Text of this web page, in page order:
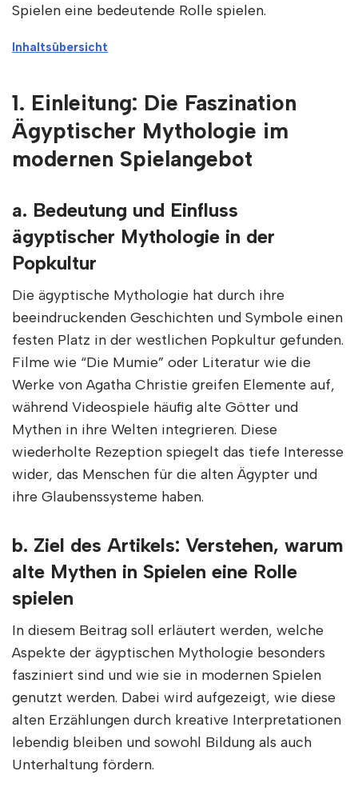
Spielen eine bedeutende Rolle spielen.
Inhaltsübersicht
1. Einleitung: Die Faszination
Ägyptischer Mythologie im
modernen Spielangebot
a. Bedeutung und Einfluss
ägyptischer Mythologie in der
Popkultur
Die ägyptische Mythologie hat durch ihre
beeindruckenden Geschichten und Symbole einen
festen Platz in der westlichen Popkultur gefunden.
Filme wie “Die Mumie” oder Literatur wie die
Werke von Agatha Christie greifen Elemente auf,
während Videospiele häufig alte Götter und
Mythen in ihre Welten integrieren. Diese
wiederholte Rezeption spiegelt das tiefe Interesse
wider, das Menschen für die alten Ägypter und
ihre Glaubenssysteme haben.
b. Ziel des Artikels: Verstehen, warum
alte Mythen in Spielen eine Rolle
spielen
In diesem Beitrag soll erläutert werden, welche
Aspekte der ägyptischen Mythologie besonders
fasziniert sind und wie sie in modernen Spielen
genutzt werden. Dabei wird aufgezeigt, wie diese
alten Erzählungen durch kreative Interpretationen
lebendig bleiben und sowohl Bildung als auch
Unterhaltung fördern.